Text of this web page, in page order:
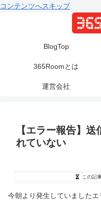
コンテンツへスキップ
BlogTop
365Roomとは
運営会社
【エラー報告】
れていない
この記
今朝より発生していましたエ